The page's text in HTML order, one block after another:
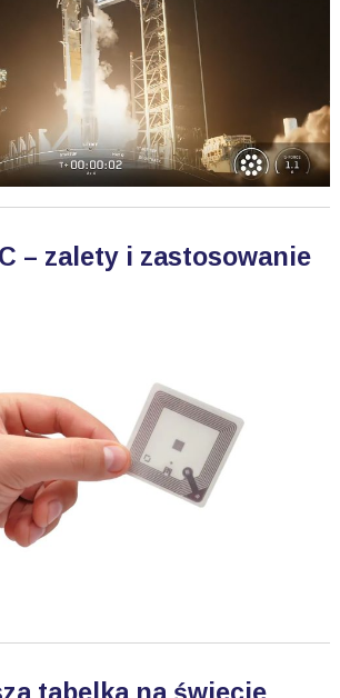
– zalety i zastosowanie